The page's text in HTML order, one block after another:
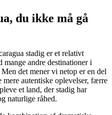
du ikke må gå
stadig er et relativt
mange andre destinationer i
det mener vi netop er en del
autentiske oplevelser, færre
et land, der stadig har
naturlige råhed.